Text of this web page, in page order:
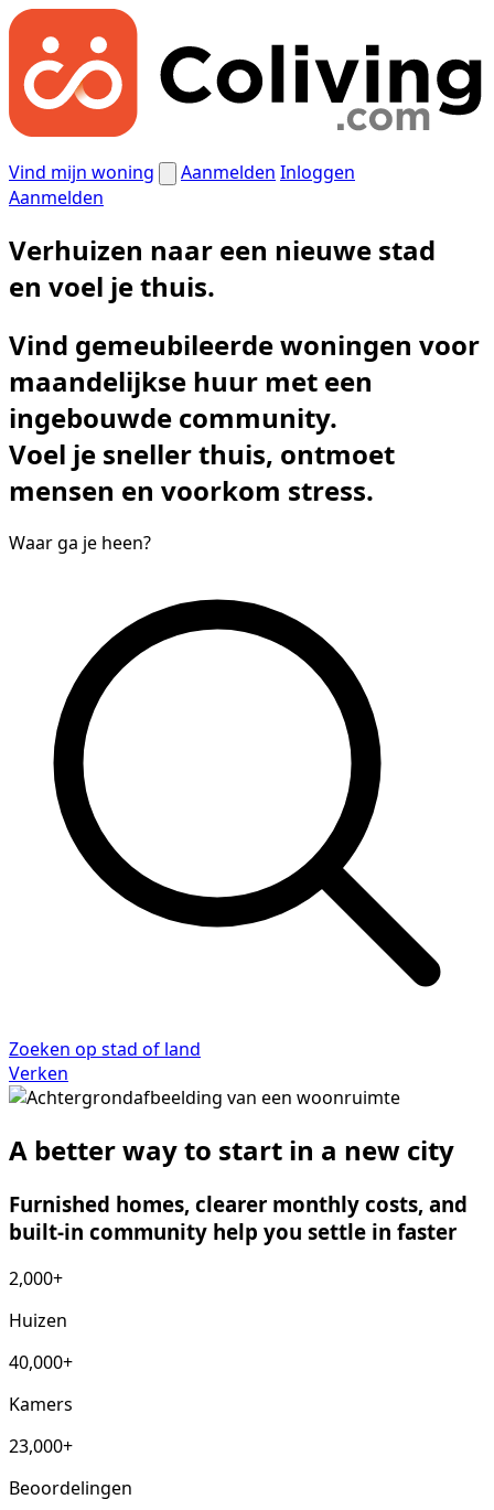
Vind mijn woning Aanmelden Inloggen
Aanmelden
Verhuizen naar een nieuwe stad
en voel je thuis.
Vind gemeubileerde woningen voor
maandelijkse huur met een
ingebouwde community.
Voel je sneller thuis, ontmoet
mensen en voorkom stress.
Waar ga je heen?
Zoeken op stad of land
Verken
A better way to start in a new city
Furnished homes, clearer monthly costs, and
built-in community help you settle in faster
2,000+
Huizen
40,000+
Kamers
23,000+
Beoordelingen